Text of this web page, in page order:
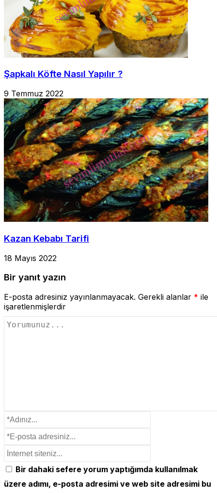
Şapkalı Köfte Nasıl Yapılır ?
9 Temmuz 2022
Kazan Kebabı Tarifi
18 Mayıs 2022
Bir yanıt yazın
E-posta adresiniz yayınlanmayacak. Gerekli alanlar * ile
işaretlenmişlerdir
Bir dahaki sefere yorum yaptığımda kullanılmak
üzere adımı, e-posta adresimi ve web site adresimi bu